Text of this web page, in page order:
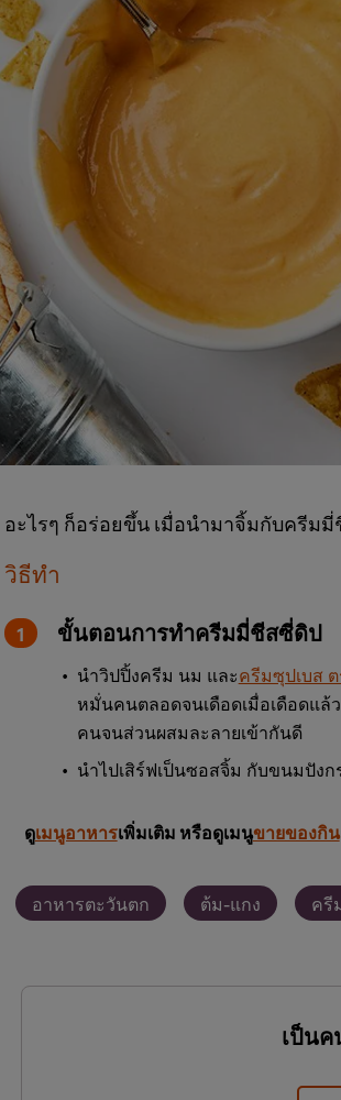
อะไรๆ ก็อร่อยขึ้น เมื่อนำมาจิ้มกับครีม
วิธีทำ
ขั้นตอนการทำครีมมี่ชีสซี่ดิป
นำวิปปิ้งครีม นม และครีมซุปเบส
หมั่นคนตลอดจนเดือดเมื่อเดือดแล้
คนจนส่วนผสมละลายเข้ากันดี
นำไปเสิร์ฟเป็นซอสจิ้ม กับขนมปัง
ดูเมนูอาหารเพิ่มเติม หรือดูเมนูขายของกิน
อาหารตะวันตก ต้ม-แกง ครี
เป็น